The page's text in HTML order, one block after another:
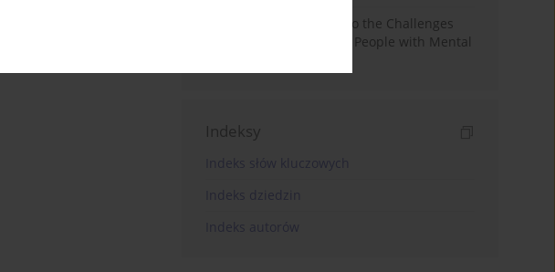
Bibliometric Insights into the Challenges
and Needs of Homeless People with Mental
Indeksy
Indeks słów kluczowych
Indeks dziedzin
Indeks autorów